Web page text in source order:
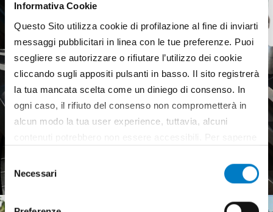
Informativa Cookie
Questo Sito utilizza cookie di profilazione al fine di inviarti
messaggi pubblicitari in linea con le tue preferenze. Puoi
scegliere se autorizzare o rifiutare l’utilizzo dei cookie
cliccando sugli appositi pulsanti in basso. Il sito registrerà
la tua mancata scelta come un diniego di consenso. In
ogni caso, il rifiuto del consenso non comprometterà in
alcun modo la tua user experience, tuttavia, alcuni
all’utilizzo di tutti, o solamente di alcuni di essi, ti
Selezione
del
consenso
Necessari